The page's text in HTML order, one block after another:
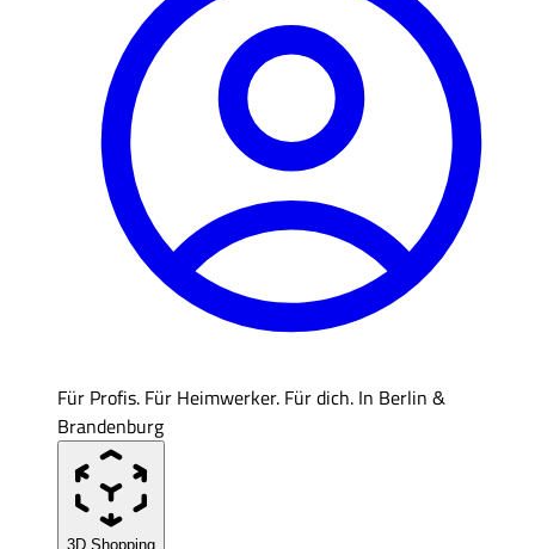
Für Profis. Für Heimwerker. Für dich. In Berlin &
Brandenburg
3D Shopping